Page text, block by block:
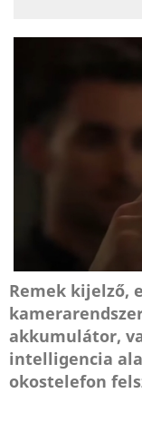
Remek kijelző,
akkumulátor,
intelligencia
okostelefon